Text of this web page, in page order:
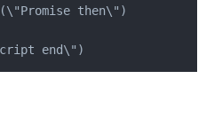
then\")
end\")